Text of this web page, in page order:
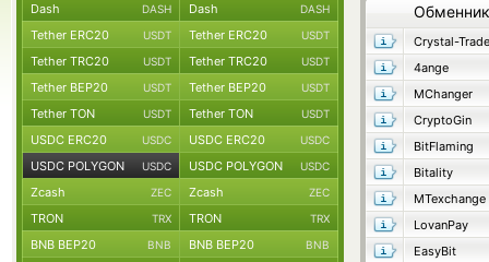
Обменник
Crystal-Trade
4ange
MChanger
CryptoGin
BitFlaming
Bitality
MTexchange
LovanPay
EasyBit
Dash DASH Dash DASH
Tether ERC20 USDT Tether ERC20 USDT
Tether TRC20 USDT Tether TRC20 USDT
Tether BEP20 USDT Tether BEP20 USDT
Tether TON USDT Tether TON USDT
USDC ERC20 USDC USDC ERC20 USDC
USDC POLYGON USDC USDC POLYGON USDC
Zcash ZEC Zcash ZEC
TRON TRX TRON TRX
BNB BEP20 BNB BNB BEP20 BNB